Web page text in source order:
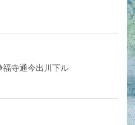
福寺通今出川下ル